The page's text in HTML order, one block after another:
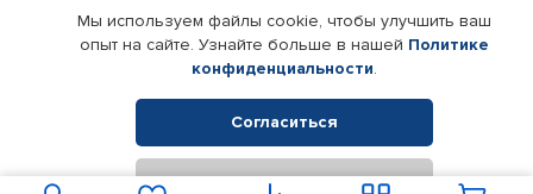
Партнерам
Корпоративным клиентам
Поставщикам
Реквизиты компании
© КАМАЗ ЦЕНТР ДОНЕЦК, 2015-2026. Все права защищены.
Мы используем файлы cookie, чтобы улучшить ваш
опыт на сайте. Узнайте больше в нашей Политике
конфиденциальности.
Согласиться
Отклонить